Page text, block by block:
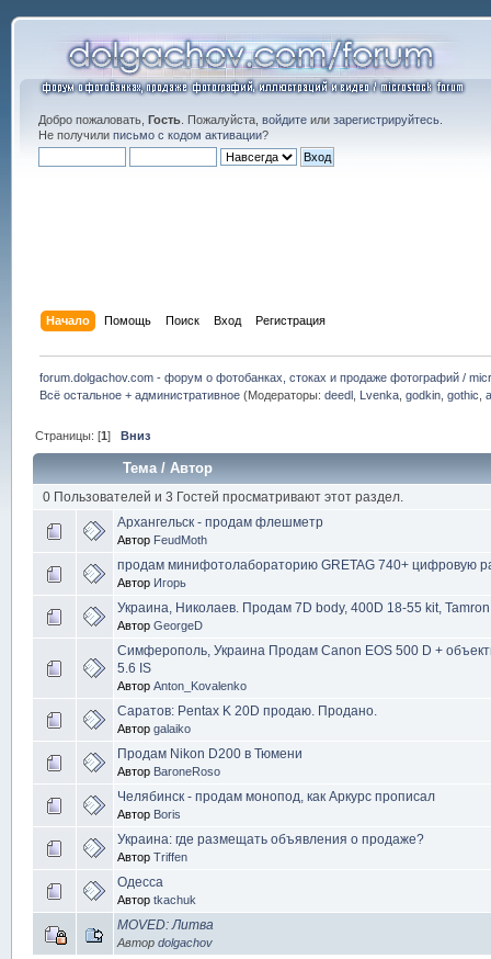
Добро пожаловать, Гость. Пожалуйста, войдитеили зарегистрируйтесь.
Не получили письмо с кодом активации?
Начало Помощь Поиск Вход Регистрация
forum.dolgachov.com - форум о фотобанках, стоках и продаже фотографий /
Всё остальное + административное (Модераторы:deedl Lvenka ,godkin ,gothic ,
Страницы: [1]Вниз
Тема/ Автор
0 Пользователей и 3 Гостей просматривают этот раздел.
Архангельск - продам флешметр
Автор FeudMoth
продам минифотолабораторию GRETAG 740+ цифровую
Автор Игорь
Украина, Николаев. Продам 7D body, 400D 18-55 kit,
Автор GeorgeD
Cимферополь, Украина Продам Canon EOS 500 D +
5.6 IS
Автор Anton_Kovalenko
Саратов: Pentax K 20D продаю. Продано.
Автор galaiko
Продам Nikon D200 в Тюмени
Автор BaroneRoso
Челябинск - продам монопод, как Аркурс прописал
Автор Boris
Украина: где размещать объявления о продаже?
Автор Triffen
Одесса
Автор tkachuk
MOVED: Литва
Автор dolgachov